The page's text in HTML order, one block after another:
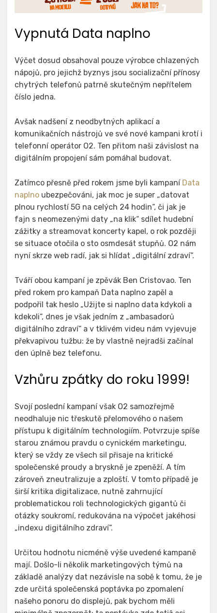
Vypnutá Data naplno
Výčet dosud obsahoval pouze výrobce chlazených
nápojů, pro jejichž byznys jsou socializační přínosy
chytrých telefonů patrně skutečným nepřítelem
číslo jedna.
Avšak nadšení z neodbytných aplikací a
komunikačních nástrojů ve své nové kampani krotí i
telefonní operátor O2. Ten přitom naši závislost na
digitálním propojení sám pomáhal budovat.
Zatímco přesně před rokem jsme byli kampaní Data
naplno ubezpečováni, jak moc je super „datovat
plnou rychlostí 5G na celých 24 hodin“, či jak je
fajn s neomezenými daty „na klik“ sdílet hudební
zážitky a streamovat koncerty kapel, o rok později
se situace otočila o sto osmdesát stupňů. O2 nám
nyní skrze web radí, jak si hlídat „digitální zdraví“.
Tváří obou kampaní je zpěvák Ben Cristovao. Ten
před rokem pro kampaň Data naplno zapěl a
podpořil tak heslo „Užijte si naplno data kdykoli a
kdekoli“, dnes je však jedním z „ambasadorů
digitálního zdraví“ a v tklivém videu nám vyjevuje
překvapivou tužbu: že by vlastně nejradši začínal
den úplně bez telefonu.
Vzhůru zpátky do roku 1999!
Svojí poslední kampaní však O2 samozřejmě
neodhaluje nic třeskutě přelomového o našem
přístupu k digitálním technologiím. Potvrzuje spíše
starou známou pravdu o cynickém marketingu,
který se vždy ze všech sil přisaje na kritické
společenské proudy a bryskně je zpeněží. A tím
zároveň zneutralizuje a zploští. V tomto případě je
širší kritika digitalizace, nutně zahrnující
problematickou roli technologických gigantů či
otázky soukromí, redukována na výpočet jakéhosi
„indexu digitálního zdraví“.
Určitou hodnotu nicméně výše uvedené kampaně
mají. Došlo-li několik marketingových týmů na
základě analýzy dat nezávisle na sobě k tomu, že je
zde určitá společenská poptávka po zpomalení
našeho ponoru do displejů, pak bychom měli